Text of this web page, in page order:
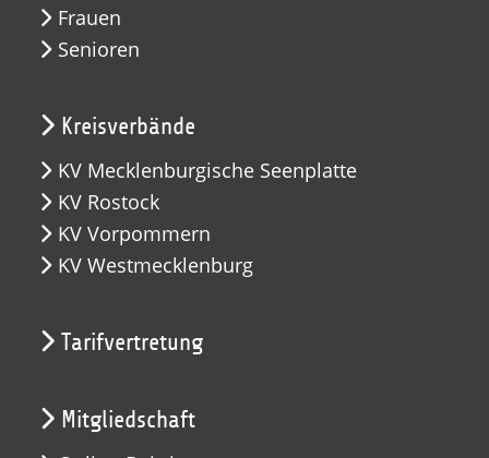
Frauen
Senioren
Kreisverbände
KV Mecklenburgische Seenplatte
KV Rostock
KV Vorpommern
KV Westmecklenburg
Tarifvertretung
Mitgliedschaft